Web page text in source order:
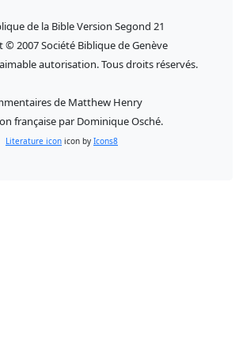
de la Bible Version Segond 21
© 2007 Société Biblique de Genève
autorisation. Tous droits réservés.
de Matthew Henry
française par Dominique Osché.
Literature icon icon by Icons8